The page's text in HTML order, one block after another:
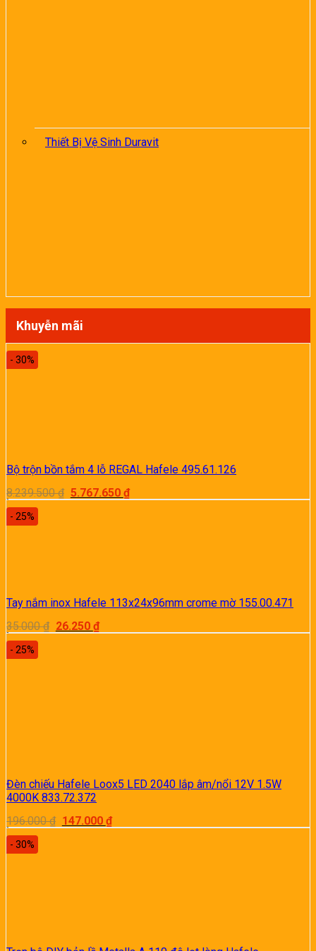
Thiết Bị Vệ Sinh Duravit
Khuyễn mãi
- 30%
Bộ trộn bồn tắm 4 lỗ REGAL Hafele 495.61.126
8.239.500₫ Giá
gốc
5.767.650 ₫Giá
hiện
- 25%
Tay nắm inox Hafele 113x24x96mm crome mờ 155.00.471
35.000₫ Giá
gốc
26.250 ₫Giá
hiện
- 25%
Đèn chiếu Hafele Loox5 LED 2040 lắp âm/nổi 12V 1.5W
4000K 833.72.372
196.000₫ Giá
gốc
147.000 ₫Giá
hiện
- 30%